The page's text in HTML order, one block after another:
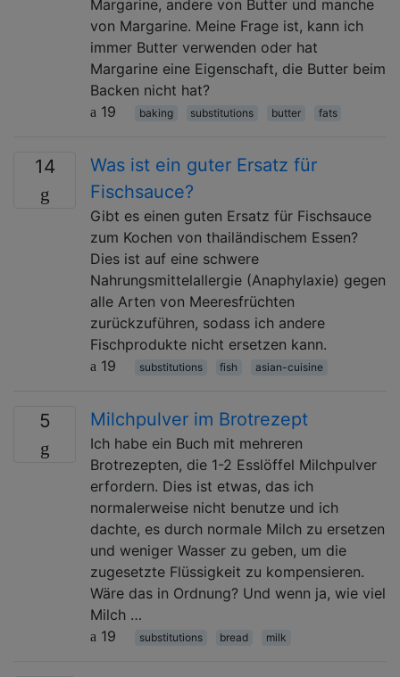
Margarine, andere von Butter und manche
von Margarine. Meine Frage ist, kann ich
immer Butter verwenden oder hat
Margarine eine Eigenschaft, die Butter beim
Backen nicht hat?
19
baking substitutions butter fats
14
Was ist ein guter Ersatz für
Fischsauce?
Gibt es einen guten Ersatz für Fischsauce
zum Kochen von thailändischem Essen?
Dies ist auf eine schwere
Nahrungsmittelallergie (Anaphylaxie) gegen
alle Arten von Meeresfrüchten
zurückzuführen, sodass ich andere
Fischprodukte nicht ersetzen kann.
19
substitutions fish asian-cuisine
5 Milchpulver im Brotrezept
Ich habe ein Buch mit mehreren
Brotrezepten, die 1-2 Esslöffel Milchpulver
erfordern. Dies ist etwas, das ich
normalerweise nicht benutze und ich
dachte, es durch normale Milch zu ersetzen
und weniger Wasser zu geben, um die
zugesetzte Flüssigkeit zu kompensieren.
Wäre das in Ordnung? Und wenn ja, wie viel
Milch …
19
substitutions bread milk